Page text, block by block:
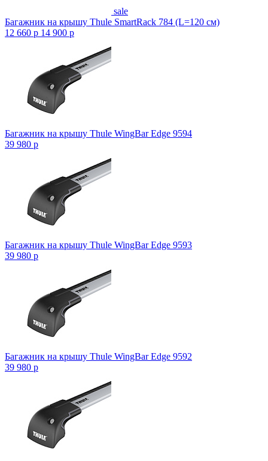
sale
Багажник на крышу Thule SmartRack 784 (L=120 см)
12 660 p 14 900 p
Багажник на крышу Thule WingBar Edge 9594
39 980 p
Багажник на крышу Thule WingBar Edge 9593
39 980 p
Багажник на крышу Thule WingBar Edge 9592
39 980 p